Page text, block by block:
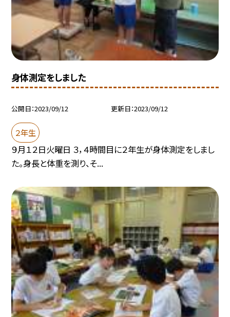
身体測定をしました
公開日 2023/09/12 更新日 2023/09/12
２年生
９月１２日火曜日 ３，４時間目に２年生が身体測定をしまし
た。身長と体重を測り、そ...